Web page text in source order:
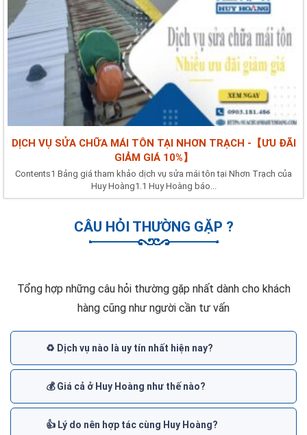
DỊCH VỤ SỬA CHỮA MÁI TÔN TẠI NHƠN TRẠCH -【ƯU ĐÃI
GIẢM GIÁ 10%】
Contents1 Bảng giá tham khảo dịch vụ sửa mái tôn tại Nhơn Trạch của
Huy Hoàng1.1 Huy Hoàng báo...
CÂU HỎI THƯỜNG GẶP ?
Tổng hợp những câu hỏi thường gặp nhất dành cho khách
hàng cũng như người cần tư vấn
♻️ Dịch vụ nào là uy tín nhất hiện nay?
💰 Giá cả ở Huy Hoàng như thế nào?
👍 Lý do nên hợp tác cùng Huy Hoàng?